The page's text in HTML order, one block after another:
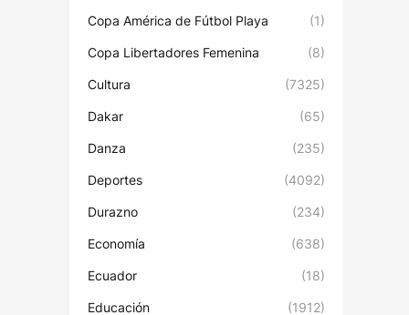
Copa América de Fútbol Playa (1)
Copa Libertadores Femenina (8)
Cultura (7325)
Dakar (65)
Danza (235)
Deportes (4092)
Durazno (234)
Economía (638)
Ecuador (18)
Educación (1912)